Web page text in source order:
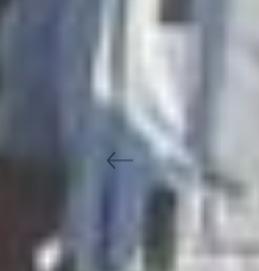
Previous